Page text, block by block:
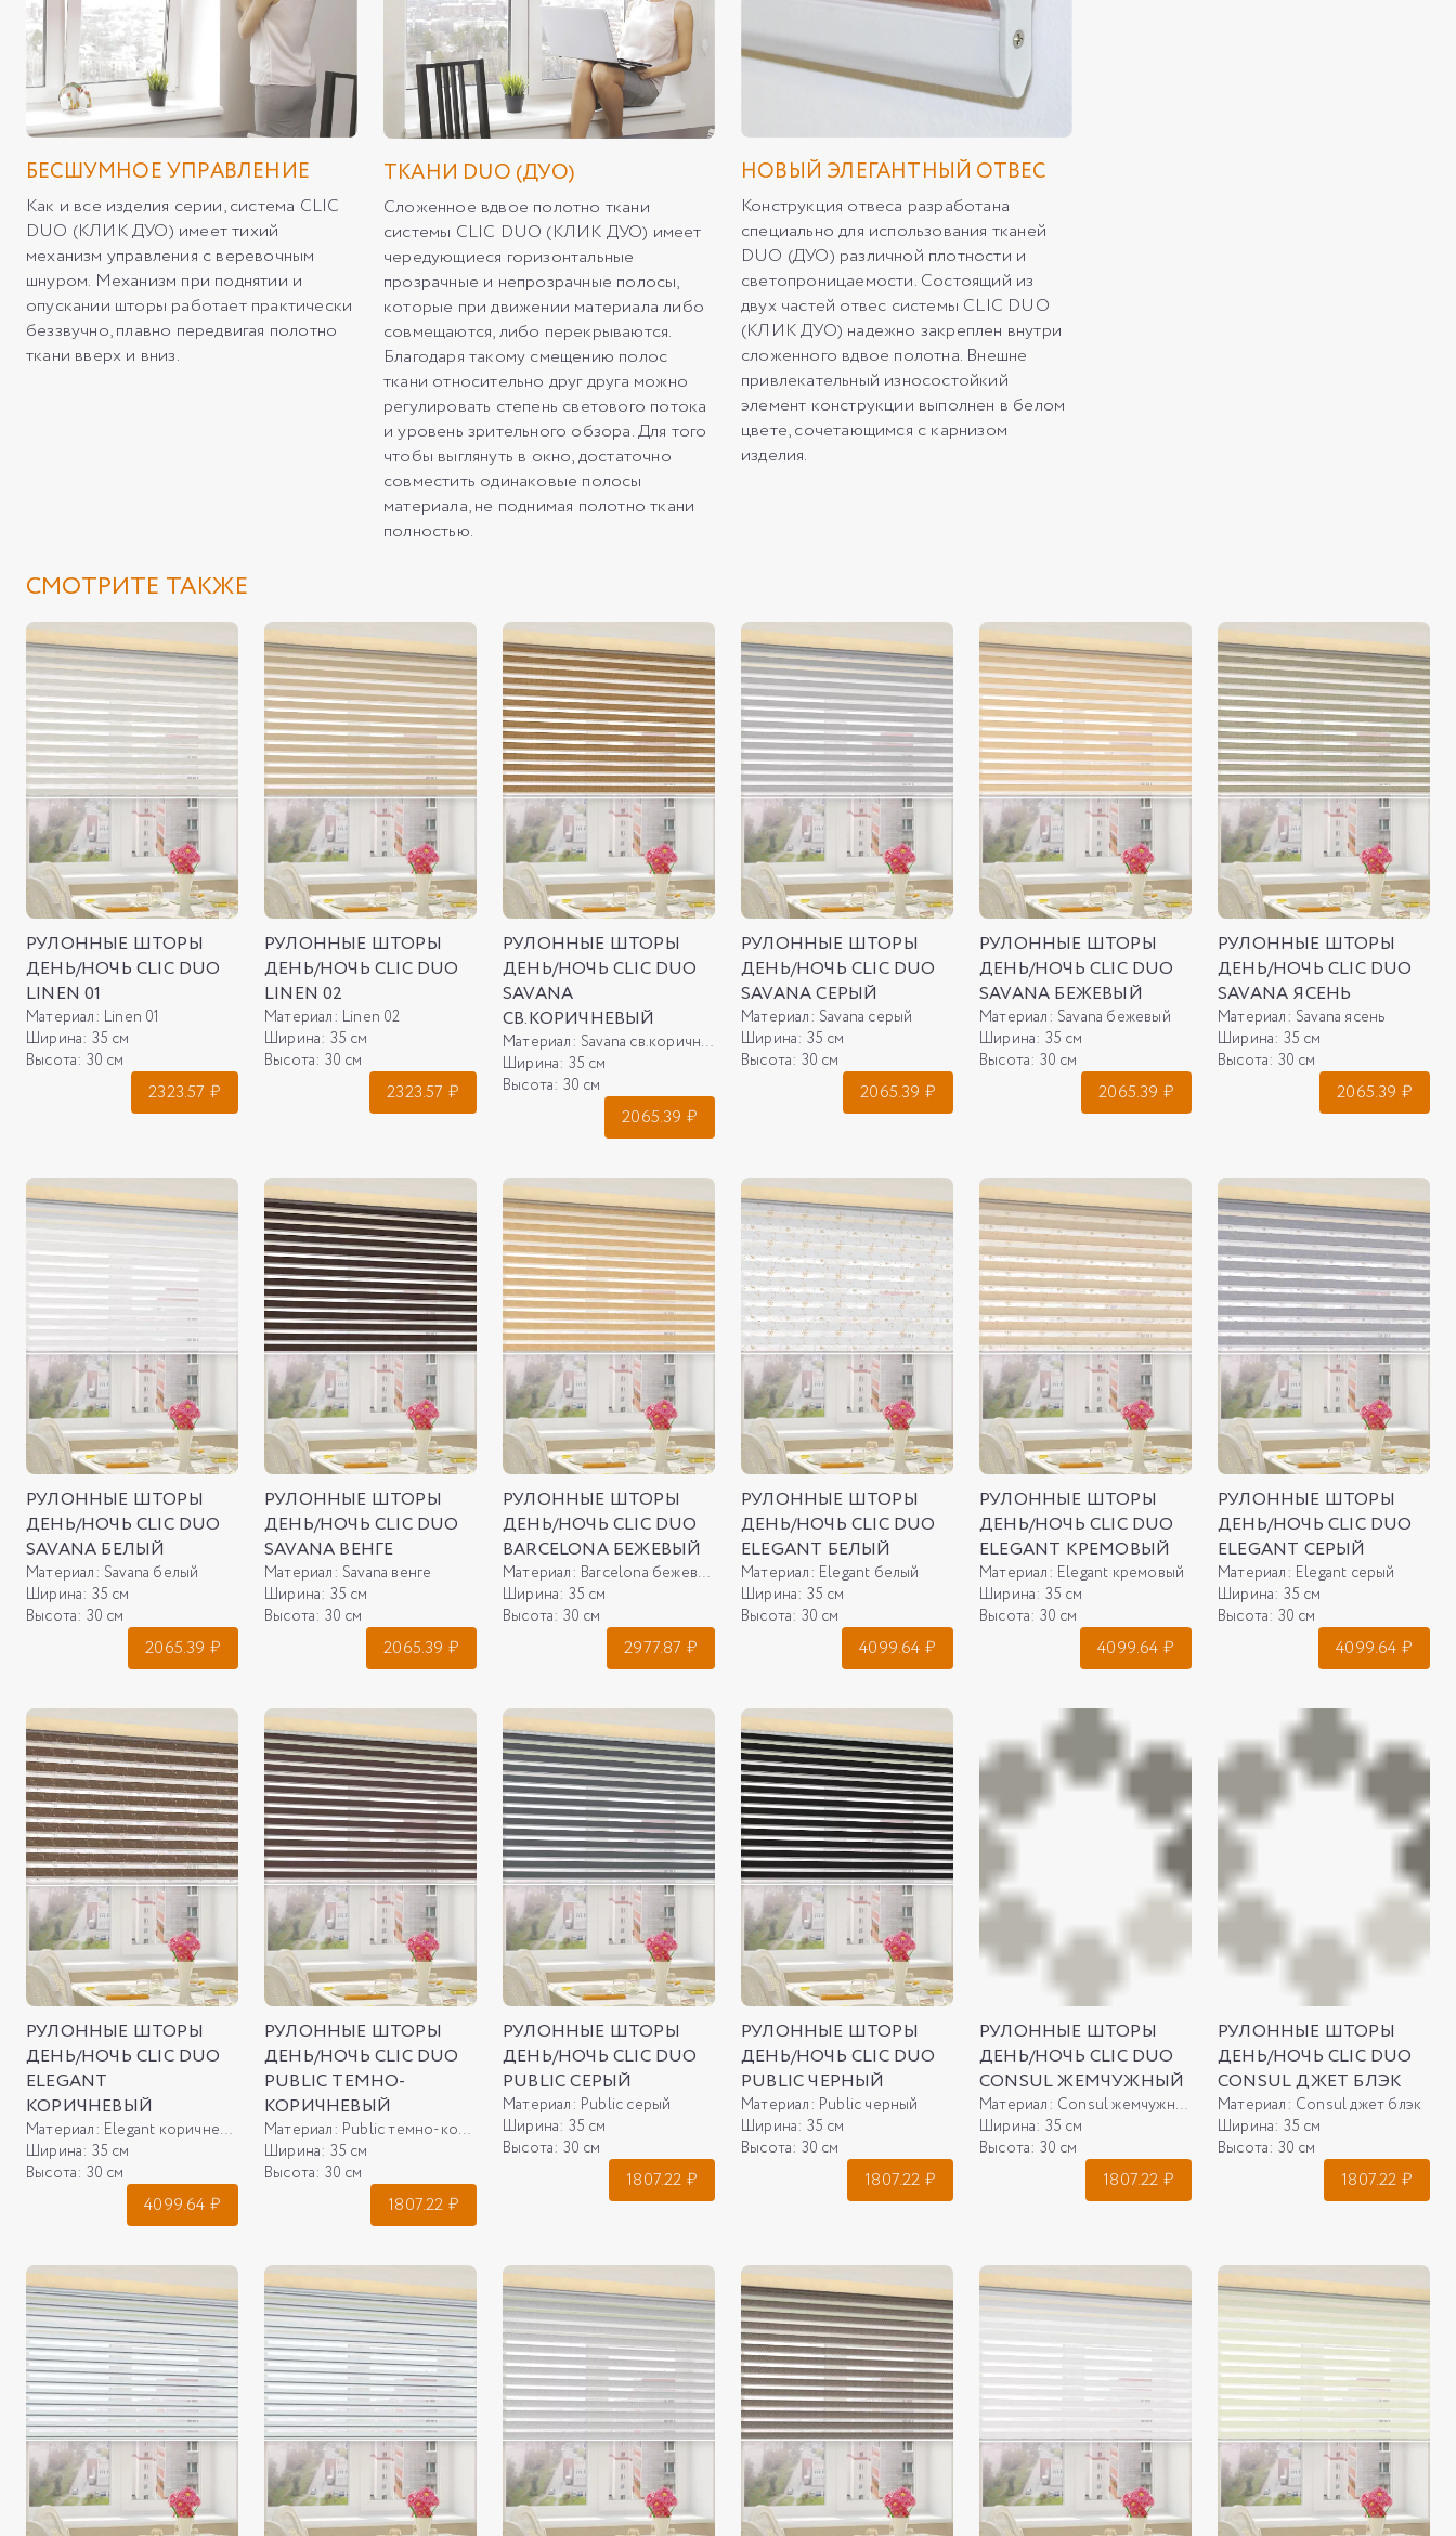
БЕСШУМНОЕ УПРАВЛЕНИЕ
Как и все изделия серии, система CLIC
DUO (КЛИК ДУО) имеет тихий
механизм управления с веревочным
шнуром. Механизм при поднятии и
опускании шторы работает практически
беззвучно, плавно передвигая полотно
ткани вверх и вниз.
ТКАНИ DUO (ДУО)
Сложенное вдвое полотно ткани
системы CLIC DUO (КЛИК ДУО) имеет
чередующиеся горизонтальные
прозрачные и непрозрачные полосы,
которые при движении материала либо
совмещаются, либо перекрываются.
Благодаря такому смещению полос
ткани относительно друг друга можно
регулировать степень светового потока
и уровень зрительного обзора. Для того
чтобы выглянуть в окно, достаточно
совместить одинаковые полосы
материала, не поднимая полотно ткани
полностью.
НОВЫЙ ЭЛЕГАНТНЫЙ ОТВЕС
Конструкция отвеса разработана
специально для использования тканей
DUO (ДУО) различной плотности и
светопроницаемости. Состоящий из
двух частей отвес системы CLIC DUO
(КЛИК ДУО) надежно закреплен внутри
сложенного вдвое полотна. Внешне
привлекательный износостойкий
элемент конструкции выполнен в белом
цвете, сочетающимся с карнизом
изделия.
СМОТРИТЕ ТАКЖЕ
РУЛОННЫЕ ШТОРЫ
ДЕНЬ/НОЧЬ CLIC DUO
LINEN 01
Материал: Linen 01
Ширина: 35 см
Высота: 30 см
2323.57 ₽
РУЛОННЫЕ ШТОРЫ
ДЕНЬ/НОЧЬ CLIC DUO
LINEN 02
Материал: Linen 02
Ширина: 35 см
Высота: 30 см
2323.57 ₽
РУЛОННЫЕ ШТОРЫ
ДЕНЬ/НОЧЬ CLIC DUO
SAVANA
СВ.КОРИЧНЕВЫЙ
Материал: Savana св.коричневый
Ширина: 35 см
Высота: 30 см
2065.39 ₽
РУЛОННЫЕ ШТОРЫ
ДЕНЬ/НОЧЬ CLIC DUO
SAVANA СЕРЫЙ
Материал: Savana серый
Ширина: 35 см
Высота: 30 см
2065.39 ₽
РУЛОННЫЕ ШТОРЫ
ДЕНЬ/НОЧЬ CLIC DUO
SAVANA БЕЖЕВЫЙ
Материал: Savana бежевый
Ширина: 35 см
Высота: 30 см
2065.39 ₽
РУЛОННЫЕ ШТОРЫ
ДЕНЬ/НОЧЬ CLIC DUO
SAVANA ЯСЕНЬ
Материал: Savana ясень
Ширина: 35 см
Высота: 30 см
2065.39 ₽
РУЛОННЫЕ ШТОРЫ
ДЕНЬ/НОЧЬ CLIC DUO
SAVANA БЕЛЫЙ
Материал: Savana белый
Ширина: 35 см
Высота: 30 см
2065.39 ₽
РУЛОННЫЕ ШТОРЫ
ДЕНЬ/НОЧЬ CLIC DUO
SAVANA ВЕНГЕ
Материал: Savana венге
Ширина: 35 см
Высота: 30 см
2065.39 ₽
РУЛОННЫЕ ШТОРЫ
ДЕНЬ/НОЧЬ CLIC DUO
BARCELONA БЕЖЕВЫЙ
Материал: Barcelona бежевый
Ширина: 35 см
Высота: 30 см
2977.87 ₽
РУЛОННЫЕ ШТОРЫ
ДЕНЬ/НОЧЬ CLIC DUO
ELEGANT БЕЛЫЙ
Материал: Elegant белый
Ширина: 35 см
Высота: 30 см
4099.64 ₽
РУЛОННЫЕ ШТОРЫ
ДЕНЬ/НОЧЬ CLIC DUO
ELEGANT КРЕМОВЫЙ
Материал: Elegant кремовый
Ширина: 35 см
Высота: 30 см
4099.64 ₽
РУЛОННЫЕ ШТОРЫ
ДЕНЬ/НОЧЬ CLIC DUO
ELEGANT СЕРЫЙ
Материал: Elegant серый
Ширина: 35 см
Высота: 30 см
4099.64 ₽
РУЛОННЫЕ ШТОРЫ
ДЕНЬ/НОЧЬ CLIC DUO
ELEGANT
КОРИЧНЕВЫЙ
Материал: Elegant коричневый
Ширина: 35 см
Высота: 30 см
4099.64 ₽
РУЛОННЫЕ ШТОРЫ
ДЕНЬ/НОЧЬ CLIC DUO
PUBLIC ТЕМНО-
КОРИЧНЕВЫЙ
Материал: Public темно-коричневый
Ширина: 35 см
Высота: 30 см
1807.22 ₽
РУЛОННЫЕ ШТОРЫ
ДЕНЬ/НОЧЬ CLIC DUO
PUBLIC СЕРЫЙ
Материал: Public серый
Ширина: 35 см
Высота: 30 см
1807.22 ₽
РУЛОННЫЕ ШТОРЫ
ДЕНЬ/НОЧЬ CLIC DUO
PUBLIC ЧЕРНЫЙ
Материал: Public черный
Ширина: 35 см
Высота: 30 см
1807.22 ₽
РУЛОННЫЕ ШТОРЫ
ДЕНЬ/НОЧЬ CLIC DUO
CONSUL ЖЕМЧУЖНЫЙ
Материал: Consul жемчужный
Ширина: 35 см
Высота: 30 см
1807.22 ₽
РУЛОННЫЕ ШТОРЫ
ДЕНЬ/НОЧЬ CLIC DUO
CONSUL ДЖЕТ БЛЭК
Материал: Consul джет блэк
Ширина: 35 см
Высота: 30 см
1807.22 ₽